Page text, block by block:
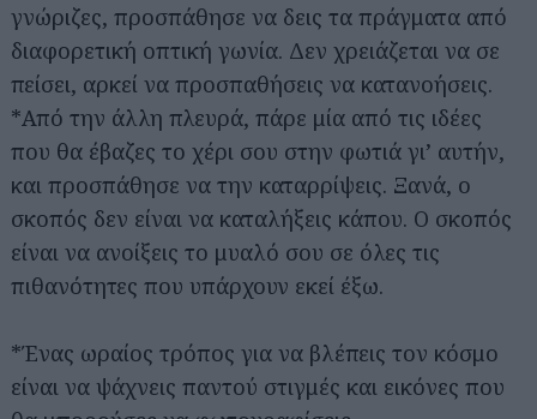
γνώριζες, προσπάθησε να δεις τα πράγματα από
διαφορετική οπτική γωνία. Δεν χρειάζεται να σε
πείσει, αρκεί να προσπαθήσεις να κατανοήσεις.
*Από την άλλη πλευρά, πάρε μία από τις ιδέες
που θα έβαζες το χέρι σου στην φωτιά γι’ αυτήν,
και προσπάθησε να την καταρρίψεις. Ξανά, ο
σκοπός δεν είναι να καταλήξεις κάπου. Ο σκοπός
είναι να ανοίξεις το μυαλό σου σε όλες τις
πιθανότητες που υπάρχουν εκεί έξω.
*Ένας ωραίος τρόπος για να βλέπεις τον κόσμο
είναι να ψάχνεις παντού στιγμές και εικόνες που